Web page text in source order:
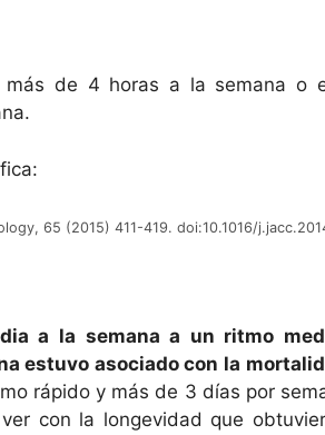
de 4 horas a la semana o
65 (2015) 411-419. doi:10.1016/
a la semana a un ritmo
estuvo asociado con la
rápido y más de 3 días por
con la longevidad que